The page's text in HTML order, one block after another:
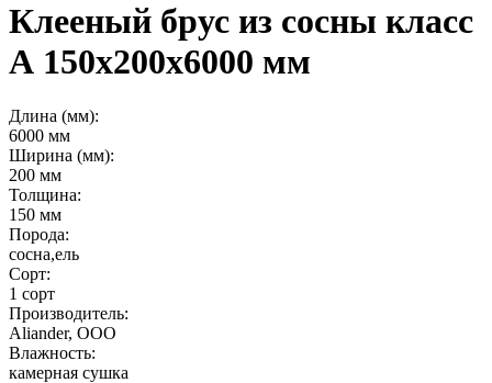
Клееный брус из сосны класс
А 150x200x6000 мм
Длина (мм):
6000 мм
Ширина (мм):
200 мм
Толщина:
150 мм
Порода:
сосна,ель
Сорт:
1 сорт
Производитель:
Aliander, ООО
Влажность:
камерная сушка